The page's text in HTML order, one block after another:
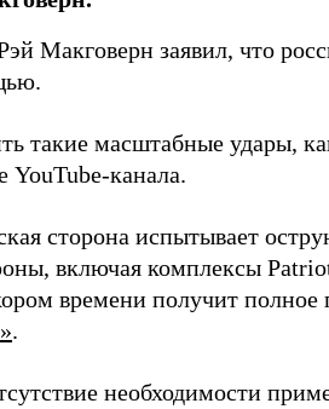
Макговерн заявил, что
такие масштабные удары,
YouTube-канала.
сторона испытывает
включая комплексы
времени получит полное
.
необходимости